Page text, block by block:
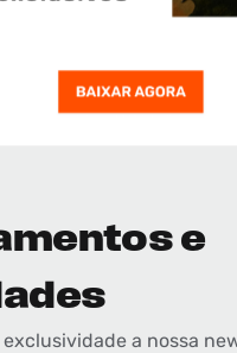
e
exclusividade a nossa